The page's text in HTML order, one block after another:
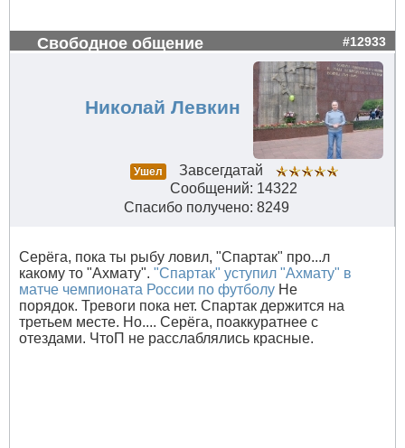
Свободное общение #12933
Николай Левкин
Ушел
Завсегдатай
Сообщений: 14322
Спасибо получено: 8249
Серёга, пока ты рыбу ловил, "Спартак" про...л
какому то "Ахмату". "Спартак" уступил "Ахмату" в
матче чемпионата России по футболу Не
порядок. Тревоги пока нет. Спартак держится на
третьем месте. Но.... Серёга, поаккуратнее с
отездами. ЧтоП не расслаблялись красные.